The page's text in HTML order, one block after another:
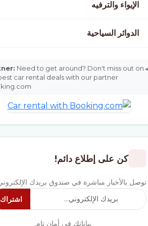
الإيواء والترفيه
الدوائر السياحية
Need to get around? Don't miss out on
car rental deals with our partner
كن على إطلاع دائم!
توصل بالأخبار مباشرة في صندوق بريدك
اشتراك
بياناتك في أمان تام.